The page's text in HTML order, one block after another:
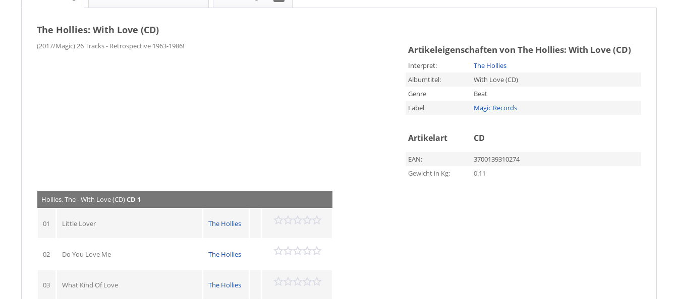
The Hollies: With Love (CD)
(2017/Magic) 26 Tracks - Retrospective 1963-1986! Artikeleigenschaften von The Hollies: With Love (CD)
Interpret:
The Hollies
Albumtitel:
With Love (CD)
Genre
Beat
Label
Magic Records
Artikelart CD
EAN:
3700139310274
Gewicht in Kg:
0.11
Hollies, The - With Love (CD)CD 1
01 Little Lover The Hollies
02 Do You Love Me The Hollies
03 What Kind Of Love The Hollies